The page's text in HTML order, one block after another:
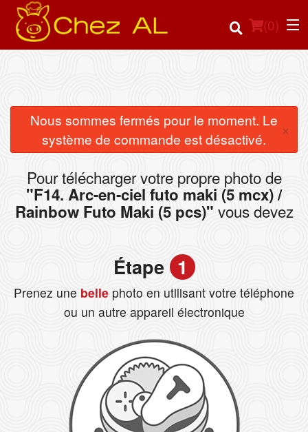
(0)
Commander en ligne
Emplacement
Français
Connection
Nous sommes fermés pour le moment. Le
système de commande est désactivé.
×
Pour télécharger votre propre photo de
"F14. Arc-en-ciel futo maki (5 mcx) /
Rainbow Futo Maki (5 pcs)" vous devez
Étape 1
Prenez une belle photo en utilisant votre téléphone
ou un autre appareil électronique